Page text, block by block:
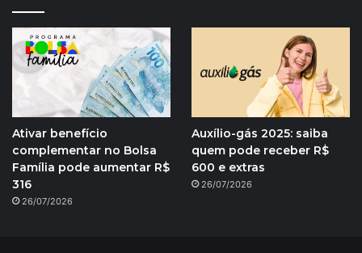
Ativar benefício
complementar no Bolsa
Família pode aumentar R$
316
26/07/2026
Auxílio-gás 2025: saiba
quem pode receber R$
600 e extras
26/07/2026